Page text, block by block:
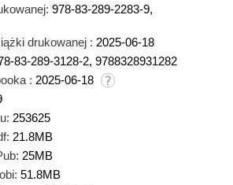
978-83-289-2283-9,
drukowanej : 2025-06-18
83-289-3128-2, 9788328931282
: 2025-06-18
253625
21.8MB
25MB
51.8MB